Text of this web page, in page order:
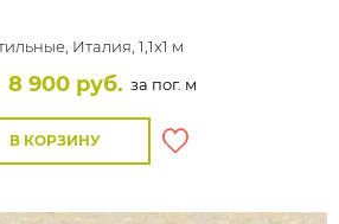
Италия, 1,1x1 м
8 900 руб. за пог. м
В КОРЗИНУ